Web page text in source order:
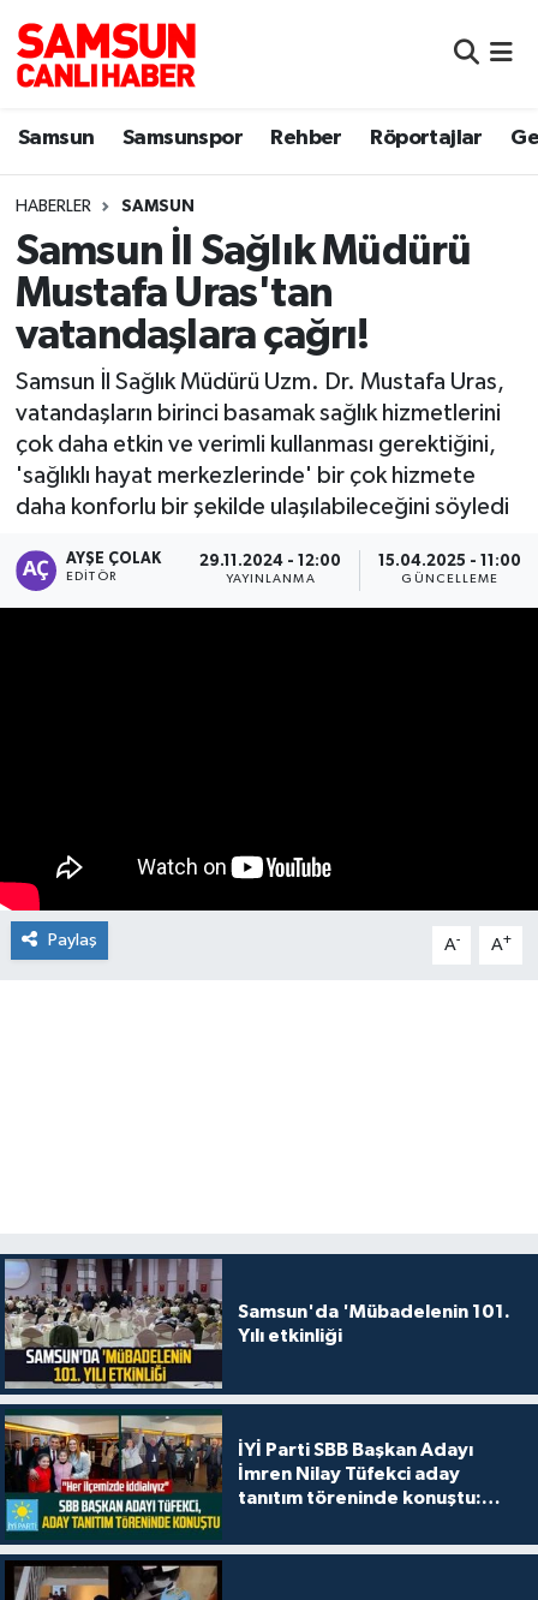
Samsun Samsunspor Rehber Röportajlar
HABERLER SAMSUN
Samsun İl Sağlık Müdürü
Mustafa Uras'tan
vatandaşlara çağrı!
Samsun İl Sağlık Müdürü Uzm. Dr. Mustafa Uras,
vatandaşların birinci basamak sağlık hizmetlerini
çok daha etkin ve verimli kullanması gerektiğini,
'sağlıklı hayat merkezlerinde' bir çok hizmete
daha konforlu bir şekilde ulaşılabileceğini söyledi
AYŞE ÇOLAK
EDITÖR
29.11.2024 - 12:00
YAYINLANMA
15.04.2025 - 11:00
GÜNCELLEME
Paylaş A- A+
Samsun'da 'Mübadelenin 101.
Yılı etkinliği
İYİ Parti SBB Başkan Adayı
İmren Nilay Tüfekci aday
tanıtım töreninde konuştu:
Samsun
Sokak Röportajları
Genel
Dünya
Sağlık
Yemek
Manşet Haberi
Samsun Nöbetçi Eczaneler
Samsun Hava Durumu
Samsun Namaz Vakitleri
Samsun Trafik Yoğunluk Haritası
Süper Lig Puan Durumu ve Fikstür
Tüm Manşetler
Son Dakika Haberleri
Haber Arşivi